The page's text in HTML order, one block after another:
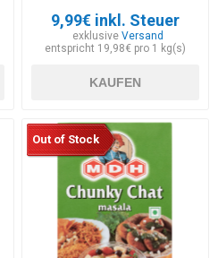
9,99€ inkl. Steuer
exklusive Versand
entspricht 19,98€ pro 1 kg(s)
KAUFEN
Out of Stock